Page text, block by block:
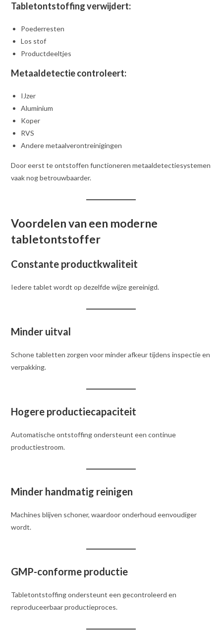
Tabletontstoffing verwijdert:
Poederresten
Los stof
Productdeeltjes
Metaaldetectie controleert:
IJzer
Aluminium
Koper
RVS
Andere metaalverontreinigingen
Door eerst te ontstoffen functioneren metaaldetectiesystemen
vaak nog betrouwbaarder.
Voordelen van een moderne
tabletontstoffer
Constante productkwaliteit
Iedere tablet wordt op dezelfde wijze gereinigd.
Minder uitval
Schone tabletten zorgen voor minder afkeur tijdens inspectie en
verpakking.
Hogere productiecapaciteit
Automatische ontstoffing ondersteunt een continue
productiestroom.
Minder handmatig reinigen
Machines blijven schoner, waardoor onderhoud eenvoudiger
wordt.
GMP-conforme productie
Tabletontstoffing ondersteunt een gecontroleerd en
reproduceerbaar productieproces.